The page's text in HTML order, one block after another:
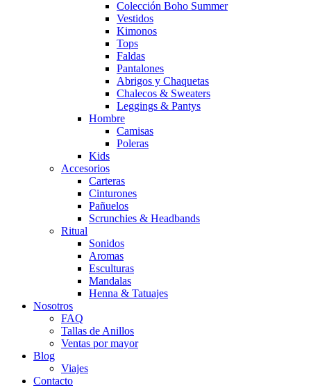
Colección Boho Summer
Vestidos
Kimonos
Tops
Faldas
Pantalones
Abrigos y Chaquetas
Chalecos & Sweaters
Leggings & Pantys
Hombre
Camisas
Poleras
Kids
Accesorios
Carteras
Cinturones
Pañuelos
Scrunchies & Headbands
Ritual
Sonidos
Aromas
Esculturas
Mandalas
Henna & Tatuajes
Nosotros
FAQ
Tallas de Anillos
Ventas por mayor
Blog
Viajes
Contacto